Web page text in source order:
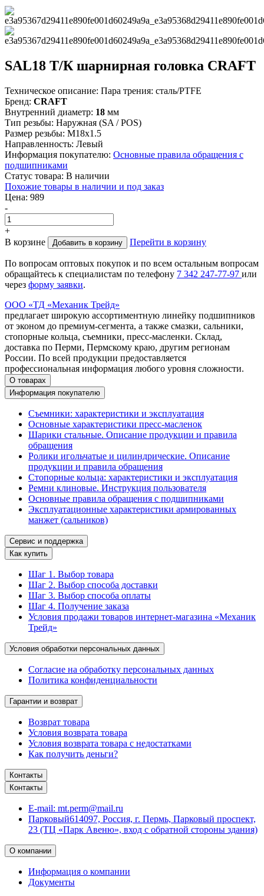
SAL18 Т/К шарнирная головка CRAFT
Техническое описание: Пара трения: сталь/PTFE
Бренд: CRAFT
Внутренний диаметр: 18 мм
Тип резьбы: Наружная (SA / POS)
Размер резьбы: М18х1.5
Направленность: Левый
Информация покупателю: Основные правила обращения с
подшипниками
Статус товара: В наличии
Похожие товары в наличии и под заказ
Цена: 989
-
+
В корзине
Добавить в корзину Перейти в корзину
По вопросам оптовых покупок и по всем остальным вопросам
обращайтесь к специалистам по телефону 7 342 247-77-97 или
через форму заявки.
ООО «ТД «Механик Трейд»
предлагает широкую ассортиментную линейку подшипников
от эконом до премиум-сегмента, а также смазки, сальники,
стопорные кольца, съемники, пресс-масленки. Склад,
доставка по Перми, Пермскому краю, другим регионам
России. По всей продукции предоставляется
профессиональная информация любого уровня сложности.
О товарах
Информация покупателю
Съемники: характеристики и эксплуатация
Основные характеристики пресс‑масленок
Шарики стальные. Описание продукции и правила
обращения
Ролики игольчатые и цилиндрические. Описание
продукции и правила обращения
Стопорные кольца: характеристики и эксплуатация
Ремни клиновые. Инструкция пользователя
Основные правила обращения с подшипниками
Эксплуатационные характеристики армированных
манжет (сальников)
Сервис и поддержка
Как купить
Шаг 1. Выбор товара
Шаг 2. Выбор способа доставки
Шаг 3. Выбор способа оплаты
Шаг 4. Получение заказа
Условия продажи товаров интернет-магазина «Механик
Трейд»
Условия обработки персональных данных
Согласие на обработку персональных данных
Политика конфиденциальности
Гарантии и возврат
Возврат товара
Условия возврата товара
Условия возврата товара с недостатками
Как получить деньги?
Контакты
Контакты
E-mail: mt.perm@mail.ru
Парковый614097, Россия, г. Пермь, Парковый проспект,
23 (ТЦ «Парк Авеню», вход с обратной стороны здания)
О компании
Информация о компании
Документы